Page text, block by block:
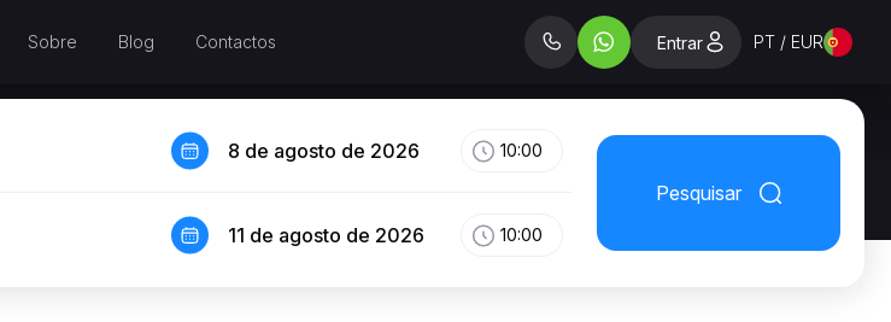
Sobre Blog Contactos Entrar PT / EUR
8 de agosto de 2026 10:00
11 de agosto de 2026 10:00
Pesquisar